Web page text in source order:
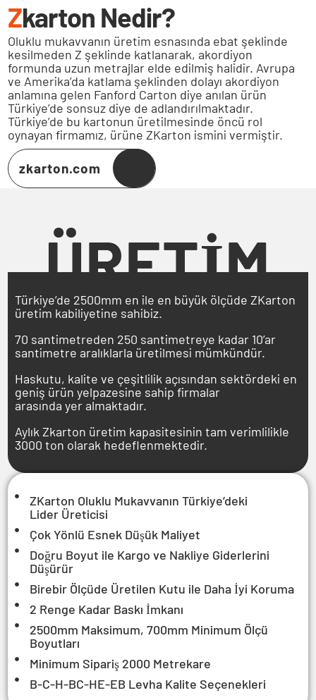
Zkarton Nedir?
Oluklu mukavvanın üretim esnasında ebat şeklinde
kesilmeden Z şeklinde katlanarak, akordiyon
formunda uzun metrajlar elde edilmiş halidir. Avrupa
ve Amerika’da katlama şeklinden dolayı akordiyon
anlamına gelen Fanford Carton diye anılan ürün
Türkiye’de sonsuz diye de adlandırılmaktadır.
Türkiye’de bu kartonun üretilmesinde öncü rol
oynayan firmamız, ürüne ZKarton ismini vermiştir.
zkarton.com
ÜRETİM
Türkiye’de 2500mm en ile en büyük ölçüde ZKarton
üretim kabiliyetine sahibiz.
70 santimetreden 250 santimetreye kadar 10’ar
santimetre aralıklarla üretilmesi mümkündür.
Haskutu, kalite ve çeşitlilik açısından sektördeki en
geniş ürün yelpazesine sahip firmalar
arasında yer almaktadır.
Aylık Zkarton üretim kapasitesinin tam verimlilikle
3000 ton olarak hedeflenmektedir.
ZKarton Oluklu Mukavvanın Türkiye’deki
Lider Üreticisi
Çok Yönlü Esnek Düşük Maliyet
Doğru Boyut ile Kargo ve Nakliye Giderlerini
Düşürür
Birebir Ölçüde Üretilen Kutu ile Daha İyi Koruma
2 Renge Kadar Baskı İmkanı
2500mm Maksimum, 700mm Minimum Ölçü
Boyutları
Minimum Sipariş 2000 Metrekare
B-C-H-BC-HE-EB Levha Kalite Seçenekleri